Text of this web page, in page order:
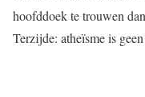
hoofddoek te trouwen
Terzijde: atheïsme is